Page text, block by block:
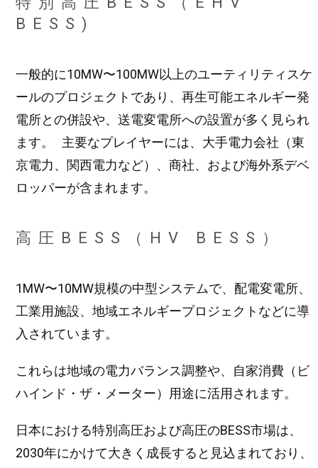
BESS)
一般的に10MW〜100MW以上のユーティリティスケ
ールのプロジェクトであり、再生可能エネルギー発
電所との併設や、送電変電所への設置が多く見られ
ます。 主要なプレイヤーには、大手電力会社（東
京電力、関西電力など）、商社、および海外系デベ
ロッパーが含まれます。
高圧BESS（HV BESS）
1MW〜10MW規模の中型システムで、配電変電所、
工業用施設、地域エネルギープロジェクトなどに導
入されています。
これらは地域の電力バランス調整や、自家消費（ビ
ハインド・ザ・メーター）用途に活用されます。
日本における特別高圧および高圧のBESS市場は、
2030年にかけて大きく成長すると見込まれており、